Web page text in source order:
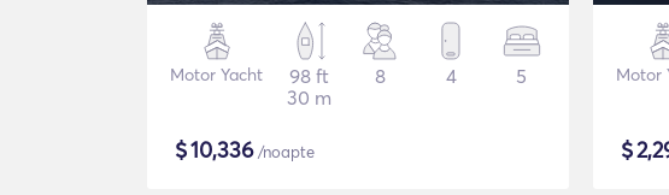
Motor Yacht
98 ft
30 m
8 4 5
$10,336/noapte
Motor
$